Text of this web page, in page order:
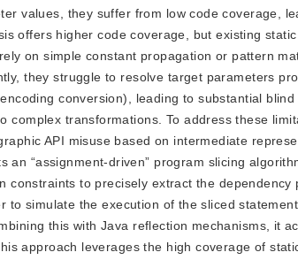
values, they suffer from low code coverage,
offers higher code coverage, but existing
on simple constant propagation or pattern
they struggle to resolve target parameters
conversion), leading to substantial
complex transformations. To address these
API misuse based on intermediate
an “assignment-driven” program slicing
constraints to precisely extract the
to simulate the execution of the sliced
this with Java reflection mechanisms, it
approach leverages the high coverage of